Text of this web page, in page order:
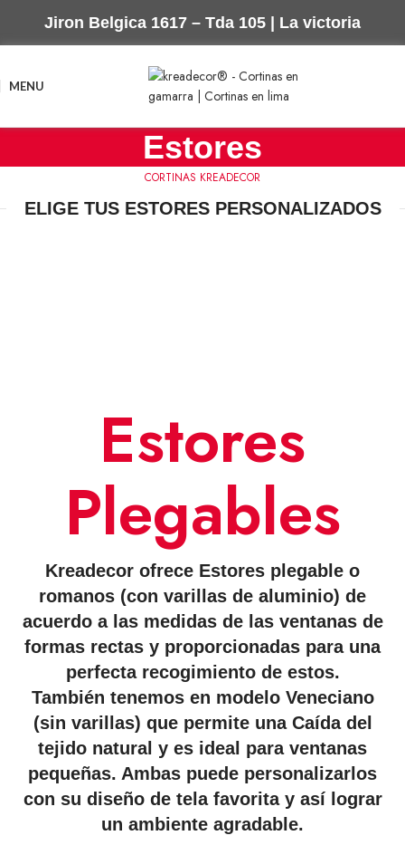
Jiron Belgica 1617 – Tda 105 | La victoria
MENU
Estores
CORTINAS KREADECOR
ELIGE TUS ESTORES PERSONALIZADOS
Estores
Plegables
Kreadecor ofrece Estores plegable o
romanos (con varillas de aluminio) de
acuerdo a las medidas de las ventanas de
formas rectas y proporcionadas para una
perfecta recogimiento de estos.
También tenemos en modelo Veneciano
(sin varillas) que permite una Caída del
tejido natural y es ideal para ventanas
pequeñas. Ambas puede personalizarlos
con su diseño de tela favorita y así lograr
un ambiente agradable.